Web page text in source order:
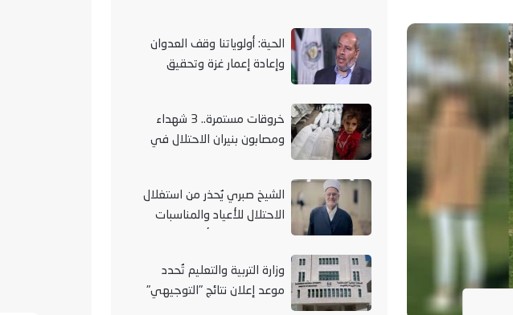
الحية: أولوياتنا وقف العدوان
وإعادة إعمار غزة وتحقيق
خروقات مستمرة.. 3 شهداء
ومصابون بنيران الاحتلال في
الشيخ صبري يُحذر من استغلال
الاحتلال للأعياد والمناسبات
وزارة التربية والتعليم تُحدد
موعد إعلان نتائج "التوجيهي"